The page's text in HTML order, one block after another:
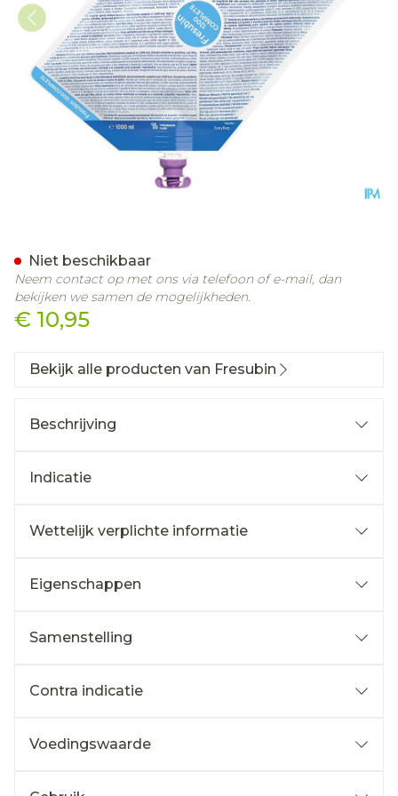
€ 10,95
Niet beschikbaar
Neem contact op met ons via telefoon of e-mail, dan
bekijken we samen de mogelijkheden.
Bekijk alle producten van Fresubin
Beschrijving
Indicatie
Wettelijk verplichte informatie
Eigenschappen
Samenstelling
Contra indicatie
Voedingswaarde